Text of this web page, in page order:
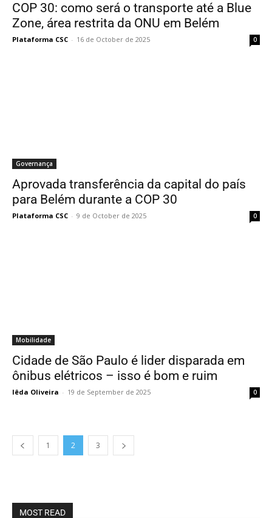
COP 30: como será o transporte até a Blue
Zone, área restrita da ONU em Belém
Plataforma CSC - 16 de October de 2025 0
Governança
Aprovada transferência da capital do país
para Belém durante a COP 30
Plataforma CSC - 9 de October de 2025 0
Mobilidade
Cidade de São Paulo é lider disparada em
ônibus elétricos – isso é bom e ruim
Iêda Oliveira - 19 de September de 2025 0
1 2 3
MOST READ